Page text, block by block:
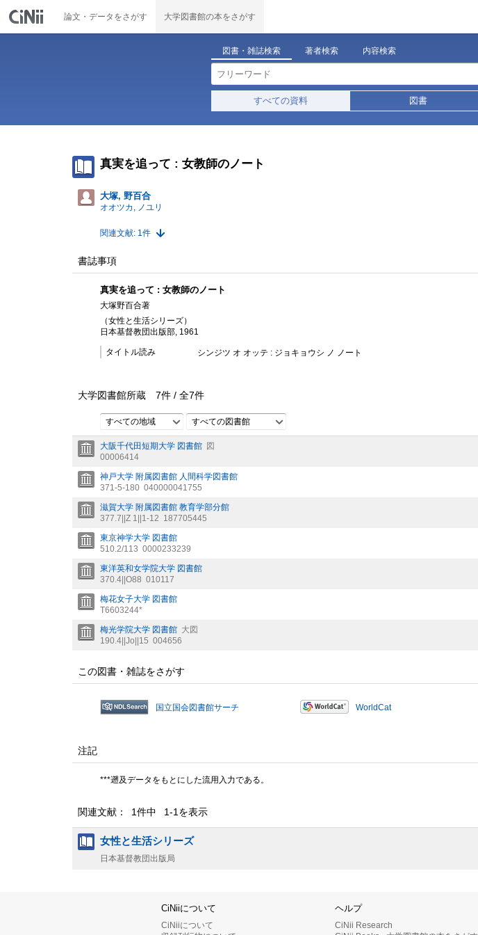
論文・データをさがす 大学図書館の本をさがす
図書・雑誌検索 著者検索 内容検索
すべての資料 図書
真実を追って : 女教師のノート
大塚, 野百合
オオツカ, ノユリ
関連文献: 1件
書誌事項
真実を追って : 女教師のノート
大塚野百合著
（女性と生活シリーズ）
日本基督教団出版部, 1961
タイトル読み シンジツ オ オッテ : ジョキョウシ ノ ノート
大学図書館所蔵 7件 / 全7件
すべての地域 すべての図書館
大阪千代田短期大学 図書館 図
00006414
神戸大学 附属図書館 人間科学図書館
371-5-180 040000041755
滋賀大学 附属図書館 教育学部分館
377.7||Z 1||1-12 187705445
東京神学大学 図書館
510.2/113 0000233239
東洋英和女学院大学 図書館
370.4||O88 010117
梅花女子大学 図書館
T6603244*
梅光学院大学 図書館 大図
190.4||Jo||15 004656
この図書・雑誌をさがす
国立国会図書館サーチ WorldCat
注記
***遡及データをもとにした流用入力である。
関連文献： 1件中 1-1を表示
女性と生活シリーズ
日本基督教団出版局
CiNiiについて
CiNiiについて
ヘルプ
CiNii Research